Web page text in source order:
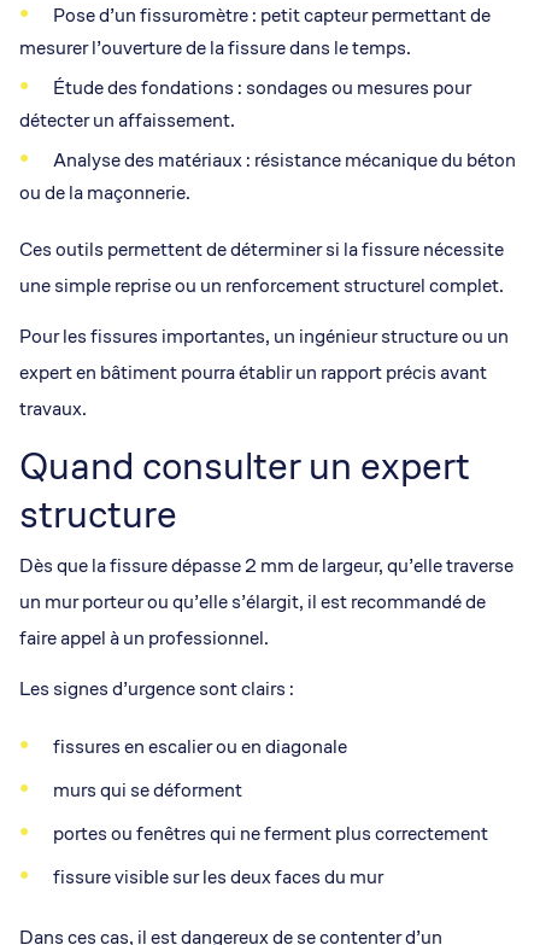
Pose d’un fissuromètre : petit capteur permettant de
mesurer l’ouverture de la fissure dans le temps.
Étude des fondations : sondages ou mesures pour
détecter un affaissement.
Analyse des matériaux : résistance mécanique du béton
ou de la maçonnerie.
Ces outils permettent de déterminer si la fissure nécessite
une simple reprise ou un renforcement structurel complet.
Pour les fissures importantes, un ingénieur structure ou un
expert en bâtiment pourra établir un rapport précis avant
travaux.
Quand consulter un expert
structure
Dès que la fissure dépasse 2 mm de largeur, qu’elle traverse
un mur porteur ou qu’elle s’élargit, il est recommandé de
faire appel à un professionnel.
Les signes d’urgence sont clairs :
fissures en escalier ou en diagonale
murs qui se déforment
portes ou fenêtres qui ne ferment plus correctement
fissure visible sur les deux faces du mur
Dans ces cas, il est dangereux de se contenter d’un